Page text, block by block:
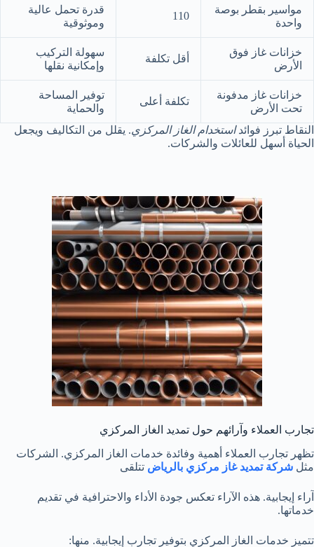
مواسير بقطر بوصة
واحدة
110
قدرة تحمل عالية
وموثوقية
خزانات غاز فوق
الأرض
أقل تكلفة
سهولة التركيب
وإمكانية نقلها
خزانات غاز مدفونة
تحت الأرض
تكلفة أعلى
توفير المساحة
والحماية
النقاط تبرز فوائداستخدام الغاز المركزي. يقلل من التكاليف ويجعل
الحياة أسهل للعائلات والشركات.
تجارب العملاء وآرائهم حول تمديد الغاز المركزي
تظهر تجارب العملاء أهمية وفائدة خدمات الغاز المركزي. الشركات
مثل شركة تمديد غاز مركزي بالرياض تتلقى
آراء إيجابية. هذه الآراء تعكس جودة الأداء والاحترافية في تقديم
خدماتها.
تتميز خدمات الغاز المركزي بتوفير تجارب إيجابية. منها: